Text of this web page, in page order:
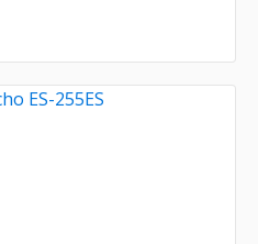
ES-255ES